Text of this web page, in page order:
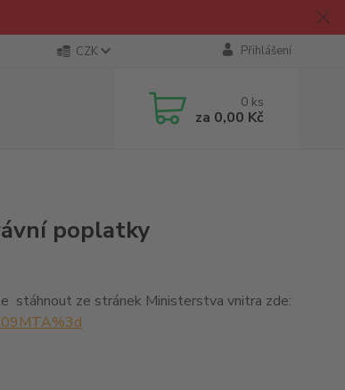
CZK Přihlášení
0 ks
za 0,00 Kč
poplatky
stáhnout ze stránek Ministerstva vnitra zde: